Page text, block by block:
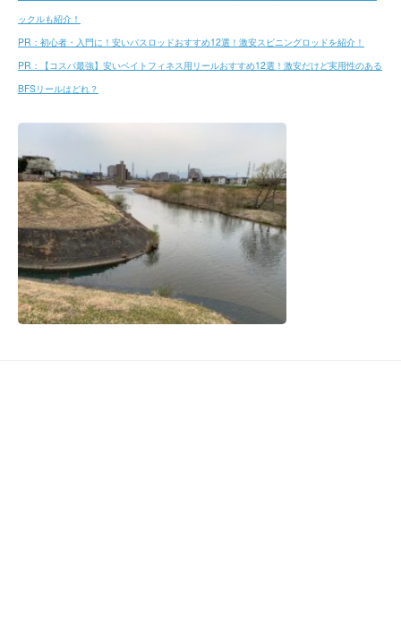
ックルも紹介！
PR：初心者・入門に！安いバスロッドおすすめ12選！激安スピニングロッドを紹介！
PR：【コスパ最強】安いベイトフィネス用リールおすすめ12選！激安だけど実用性のある
BFSリールはどれ？